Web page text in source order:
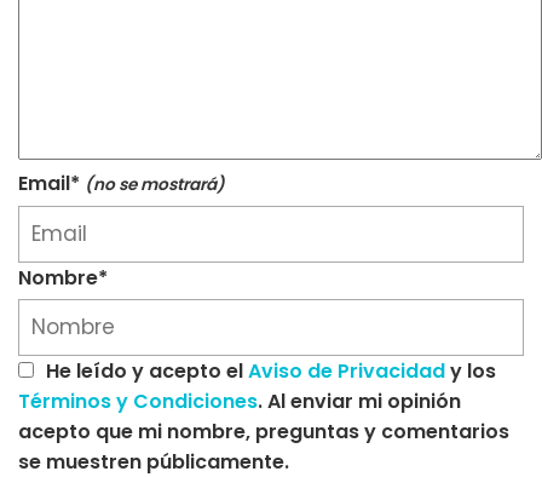
Email* (no se mostrará)
Nombre*
He leído y acepto elAviso de Privacidady los
Términos y Condiciones. Al enviar mi opinión
acepto que mi nombre, preguntas y comentarios
se muestren públicamente.